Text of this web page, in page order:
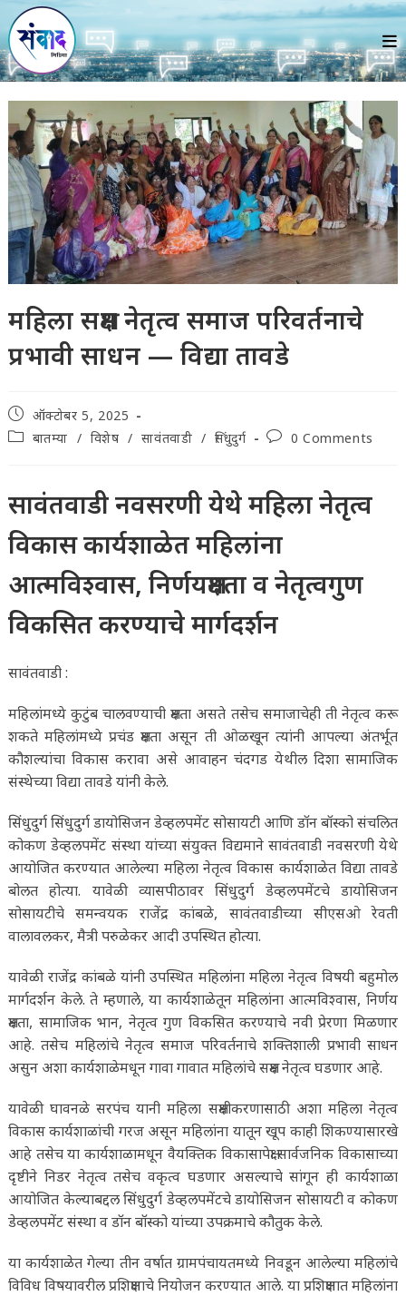
Skip
to
content
महिला सक्षम नेतृत्व समाज परिवर्तनाचे
प्रभावी साधन — विद्या तावडे
Post
published:
ऑक्टोबर 5, 2025
Postबातम्या / विशेष / सावंतवाडी / सिंधुदुर्ग
Post0 Comments
सावंतवाडी नवसरणी येथे महिला नेतृत्व
विकास कार्यशाळेत महिलांना
आत्मविश्वास, निर्णयक्षमता व नेतृत्वगुण
विकसित करण्याचे मार्गदर्शन
सावंतवाडी :
महिलांमध्ये कुटुंब चालवण्याची क्षमता असते तसेच समाजाचेही ती नेतृत्व करू
शकते महिलांमध्ये प्रचंड क्षमता असून ती ओळखून त्यांनी आपल्या अंतर्भूत
कौशल्यांचा विकास करावा असे आवाहन चंदगड येथील दिशा सामाजिक
संस्थेच्या विद्या तावडे यांनी केले.
सिंधुदुर्ग सिंधुदुर्ग डायोसिजन डेव्हलपमेंट सोसायटी आणि डॉन बॉस्को संचलित
कोकण डेव्हलपमेंट संस्था यांच्या संयुक्त विद्यमाने सावंतवाडी नवसरणी येथे
आयोजित करण्यात आलेल्या महिला नेतृत्व विकास कार्यशाळेत विद्या तावडे
बोलत होत्या. यावेळी व्यासपीठावर सिंधुदुर्ग डेव्हलपमेंटचे डायोसिजन
सोसायटीचे समन्वयक राजेंद्र कांबळे, सावंतवाडीच्या सीएसओ रेवती
वालावलकर, मैत्री परुळेकर आदी उपस्थित होत्या.
यावेळी राजेंद्र कांबळे यांनी उपस्थित महिलांना महिला नेतृत्व विषयी बहुमोल
मार्गदर्शन केले. ते म्हणाले, या कार्यशाळेतून महिलांना आत्मविश्वास, निर्णय
क्षमता, सामाजिक भान, नेतृत्व गुण विकसित करण्याचे नवी प्रेरणा मिळणार
आहे. तसेच महिलांचे नेतृत्व समाज परिवर्तनाचे शक्तिशाली प्रभावी साधन
असुन अशा कार्यशाळेमधून गावा गावात महिलांचे सक्षम नेतृत्व घडणार आहे.
यावेळी घावनळे सरपंच यानी महिला सक्षमीकरणासाठी अशा महिला नेतृत्व
विकास कार्यशाळांची गरज असून महिलांना यातून खूप काही शिकण्यासारखे
आहे तसेच या कार्यशाळामधून वैयक्तिक विकासापेक्षा सार्वजनिक विकासाच्या
दृष्टीने निडर नेतृत्व तसेच वकृत्व घडणार असल्याचे सांगून ही कार्यशाळा
आयोजित केल्याबद्दल सिंधुदुर्ग डेव्हलपमेंटचे डायोसिजन सोसायटी व कोकण
डेव्हलपमेंट संस्था व डॉन बॉस्को यांच्या उपक्रमाचे कौतुक केले.
या कार्यशाळेत गेल्या तीन वर्षात ग्रामपंचायतमध्ये निवडून आलेल्या महिलांचे
विविध विषयावरील प्रशिक्षणाचे नियोजन करण्यात आले. या प्रशिक्षणात महिलांना